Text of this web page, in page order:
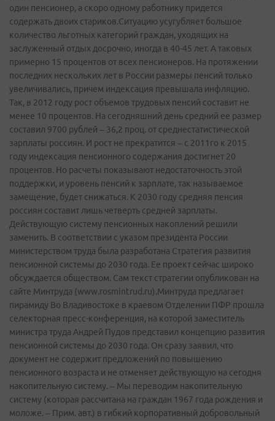
один пенсионер, а скоро одному работнику придется
содержать двоих стариков.Ситуацию усугубляет большое
количество льготных категорий граждан, уходящих на
заслуженный отдых досрочно, иногда в 40-45 лет. А таковых
примерно 15 процентов от всех пенсионеров. На протяжении
последних нескольких лет в России размеры пенсий только
увеличивались, причем индексация превышала инфляцию.
Так, в 2012 году рост объемов трудовых пенсий составит не
менее 10 процентов. На сегодняшний день средний ее размер
составил 9700 рублей – 36,2 проц. от среднестатистической
зарплаты россиян. И рост не прекратится – с 2011го к 2015
году индексация пенсионного содержания достигнет 20
процентов. Но расчеты показывают недостаточность этой
поддержки, и уровень пенсий к зарплате, так называемое
замещение, будет снижаться. К 2030 году средняя пенсия
россиян составит лишь четверть средней зарплаты.
Действующую систему пенсионных накоплений решили
заменить. В соответствии с указом президента России
министерством труда была разработана Стратегия развития
пенсионной системы до 2030 года. Ее проект сейчас широко
обсуждается обществом. Сам текст стратегии опубликован на
сайте Минтруда (www.rosmintrud.ru).Минтруда предлагает
пирамиду Во Владивостоке в краевом Отделении ПФР прошла
селекторная пресс­-конференция, на которой заместитель
министра труда Андрей Пудов представил концепцию развития
пенсионной системы до 2030 года. Он сразу заявил, что
документ не содержит предложений по повышению
пенсионного возраста и не отменяет действующую на сегодня
накопительную систему. – Мы переводим накопительную
систему (которая рассчитана на граждан 1967 года рождения и
моложе. – Прим. авт.) в гибкий корпоративный добровольный